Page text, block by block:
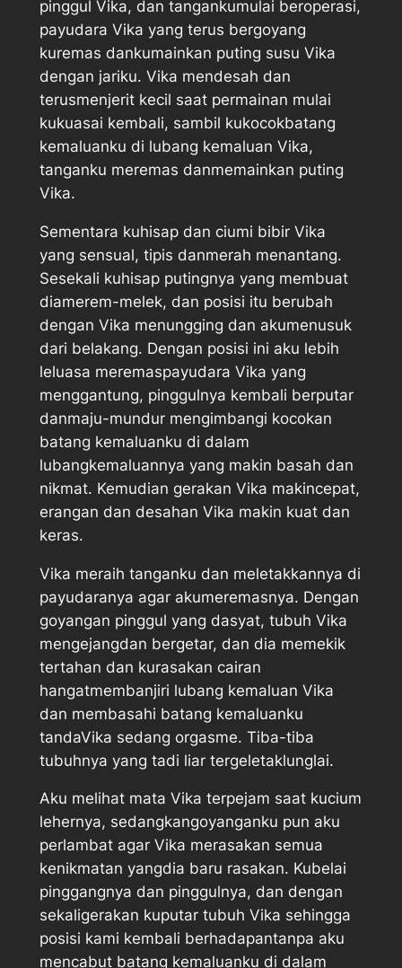
pinggul Vika, dan tangankumulai beroperasi,
payudara Vika yang terus bergoyang
kuremas dankumainkan puting susu Vika
dengan jariku. Vika mendesah dan
terusmenjerit kecil saat permainan mulai
kukuasai kembali, sambil kukocokbatang
kemaluanku di lubang kemaluan Vika,
tanganku meremas danmemainkan puting
Vika.
Sementara kuhisap dan ciumi bibir Vika
yang sensual, tipis danmerah menantang.
Sesekali kuhisap putingnya yang membuat
diamerem-melek, dan posisi itu berubah
dengan Vika menungging dan akumenusuk
dari belakang. Dengan posisi ini aku lebih
leluasa meremaspayudara Vika yang
menggantung, pinggulnya kembali berputar
danmaju-mundur mengimbangi kocokan
batang kemaluanku di dalam
lubangkemaluannya yang makin basah dan
nikmat. Kemudian gerakan Vika makincepat,
erangan dan desahan Vika makin kuat dan
keras.
Vika meraih tanganku dan meletakkannya di
payudaranya agar akumeremasnya. Dengan
goyangan pinggul yang dasyat, tubuh Vika
mengejangdan bergetar, dan dia memekik
tertahan dan kurasakan cairan
hangatmembanjiri lubang kemaluan Vika
dan membasahi batang kemaluanku
tandaVika sedang orgasme. Tiba-tiba
tubuhnya yang tadi liar tergeletaklunglai.
Aku melihat mata Vika terpejam saat kucium
lehernya, sedangkangoyanganku pun aku
perlambat agar Vika merasakan semua
kenikmatan yangdia baru rasakan. Kubelai
pinggangnya dan pinggulnya, dan dengan
sekaligerakan kuputar tubuh Vika sehingga
posisi kami kembali berhadapantanpa aku
mencabut batang kemaluanku di dalam